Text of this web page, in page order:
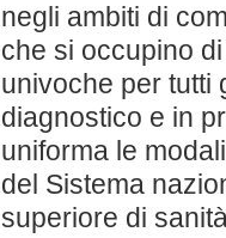
negli ambiti di
che si occupino
univoche per tutti
diagnostico e in
uniforma le
del Sistema
superiore di